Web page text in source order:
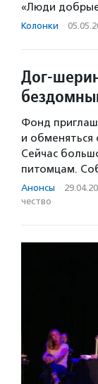
«Люди
Колонки ·
Дог-
Фонд
и
Сейчас
питомцам.
Анонсы ·
чест­во